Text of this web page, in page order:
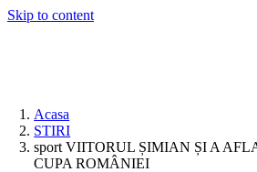
Skip to content
Acasa
STIRI
sport VIITORUL ȘIMIAN ȘI A
CUPA ROMÂNIEI